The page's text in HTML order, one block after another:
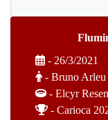
- 26/3/2021
- Bruno Arleu
- Elcyr
- Carioca